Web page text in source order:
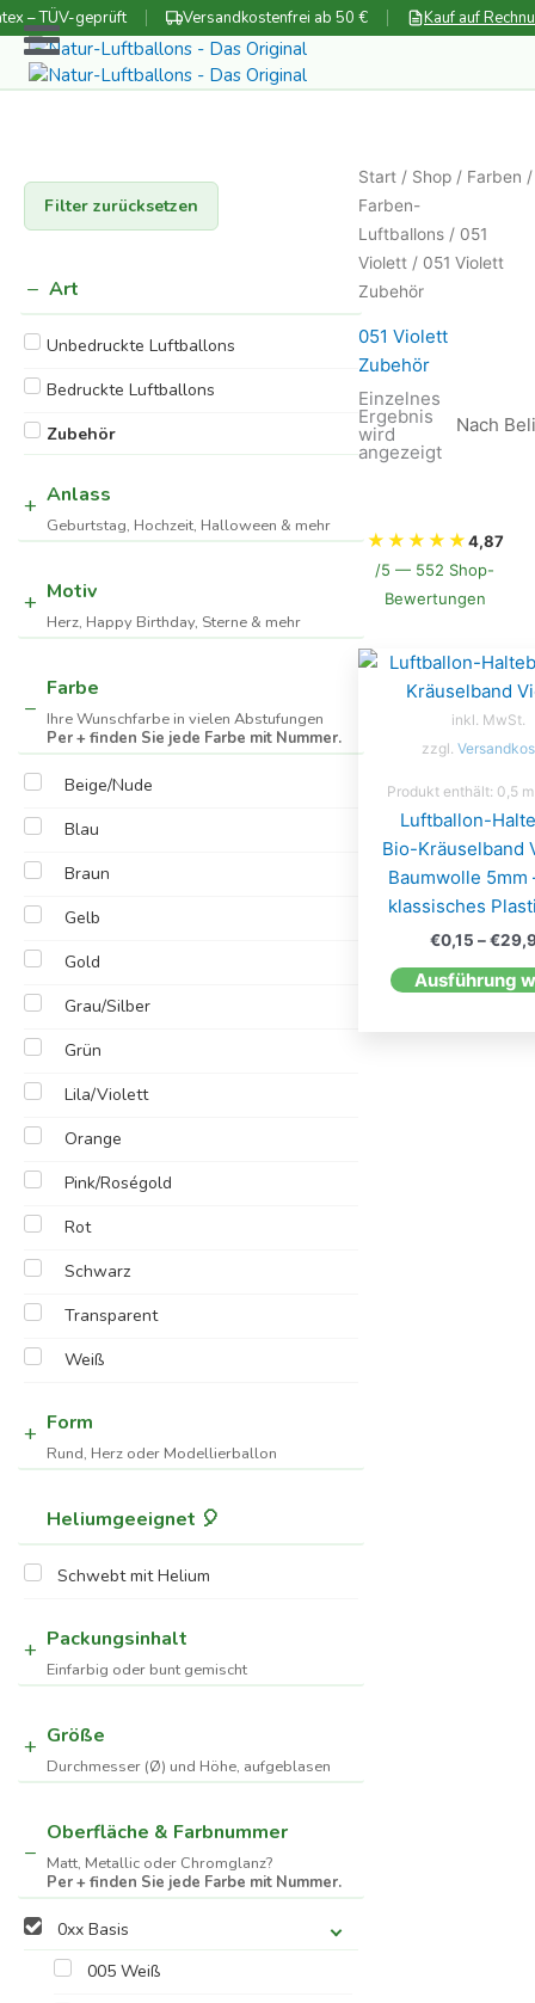
Zum
Inhalt
springen
– TÜV-geprüft Versandkostenfrei ab 50 € Kauf auf
Filter zurücksetzen
Art
Unbedruckte Luftballons
Bedruckte Luftballons
Zubehör
Anlass
Geburtstag, Hochzeit, Halloween & mehr
Motiv
Herz, Happy Birthday, Sterne & mehr
Farbe
Ihre Wunschfarbe in vielen Abstufungen
Per + finden Sie jede Farbe mit Nummer.
Beige/Nude
Blau
Braun
Gelb
Gold
Grau/Silber
Grün
Lila/Violett
Orange
Pink/Roségold
Rot
Schwarz
Transparent
Weiß
Form
Rund, Herz oder Modellierballon
Heliumgeeignet 🎈
Schwebt mit Helium
Packungsinhalt
Einfarbig oder bunt gemischt
Größe
Durchmesser (Ø) und Höhe, aufgeblasen
Oberfläche & Farbnummer
Matt, Metallic oder Chromglanz?
Per + finden Sie jede Farbe mit Nummer.
0xx Basis
005 Weiß
Start / Shop / Farben
Farben-
Luftballons / 051
Violett / 051 Violett
Zubehör
051 Violett
Zubehör
Einzelnes
Ergebnis
wird
angezeigt
★ ★ ★ ★ ★4,87
/5 — 552 Shop-
Bewertungen
inkl. MwSt.
zzgl.
Produkt enthält: 0,5 m
Luftballon-
Bio-Kräuselband
Baumwolle 5mm
klassisches
€0,15 –€